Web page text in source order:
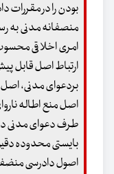
بودن را در مقررات
منصفانه مدنی به
امری اخلاقی
ارتباط اصل قابل
بردعوای مدنی،
اصل منع اطاله
طرف دعوای مدنی در
بایستی محدوده
اصول دادرسی